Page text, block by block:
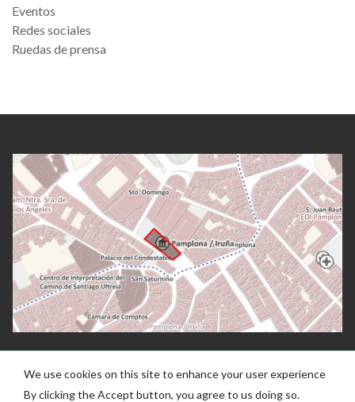
Eventos
Redes sociales
Ruedas de prensa
We use cookies on this site to enhance your user experience
By clicking the Accept button, you agree to us doing so.